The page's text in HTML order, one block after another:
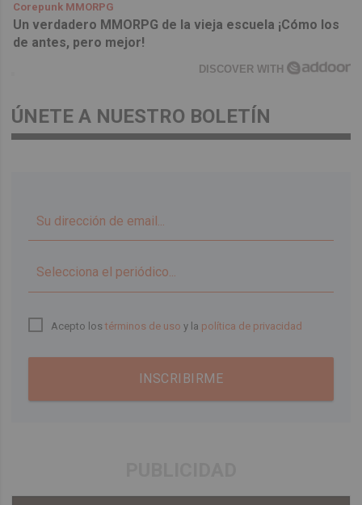
Corepunk MMORPG
Un verdadero MMORPG de la vieja escuela ¡Cómo los
de antes, pero mejor!
DISCOVER WITH
ÚNETE A NUESTRO BOLETÍN
Acepto lostérminos de uso y la política de privacidad
INSCRIBIRME